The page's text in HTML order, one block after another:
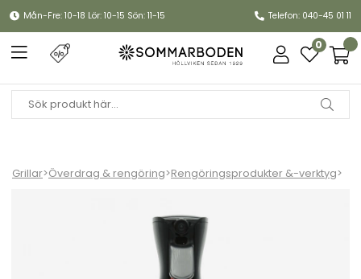
Mån-Fre: 10-18 Lör: 10-15 Sön: 11-15 Telefon: 040-45 01 11
0
Grillar>Överdrag & rengöring>Rengöringsprodukter &-verktyg>